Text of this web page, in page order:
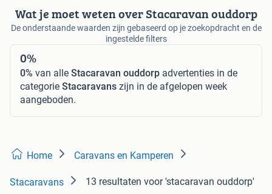
Wat je moet weten over Stacaravan ouddorp
De onderstaande waarden zijn gebaseerd op je zoekopdracht en de
ingestelde filters
0%
0% van alle Stacaravan ouddorp advertenties in de
categorie Stacaravans zijn in de afgelopen week
aangeboden.
Home Caravans en Kamperen
Stacaravans 13 resultaten voor 'stacaravan ouddorp'